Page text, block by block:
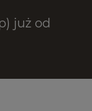
już od